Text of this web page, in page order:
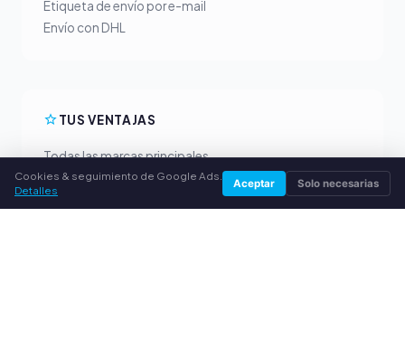
Etiqueta de envío por e-mail
Envío con DHL
TUS VENTAJAS
Todas las marcas principales
Precios de compra justos
Pago anticipado por PayPal
Cookies & seguimiento de Google Ads.
Detalles
Aceptar Solo necesarias